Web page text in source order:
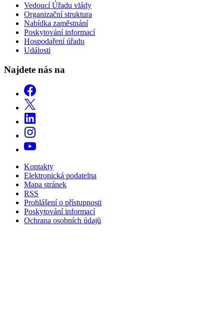
Vedoucí Úřadu vlády
Organizační struktura
Nabídka zaměstnání
Poskytování informací
Hospodaření úřadu
Události
Najdete nás na
Kontakty
Elektronická podatelna
Mapa stránek
RSS
Prohlášení o přístupnosti
Poskytování informací
Ochrana osobních údajů